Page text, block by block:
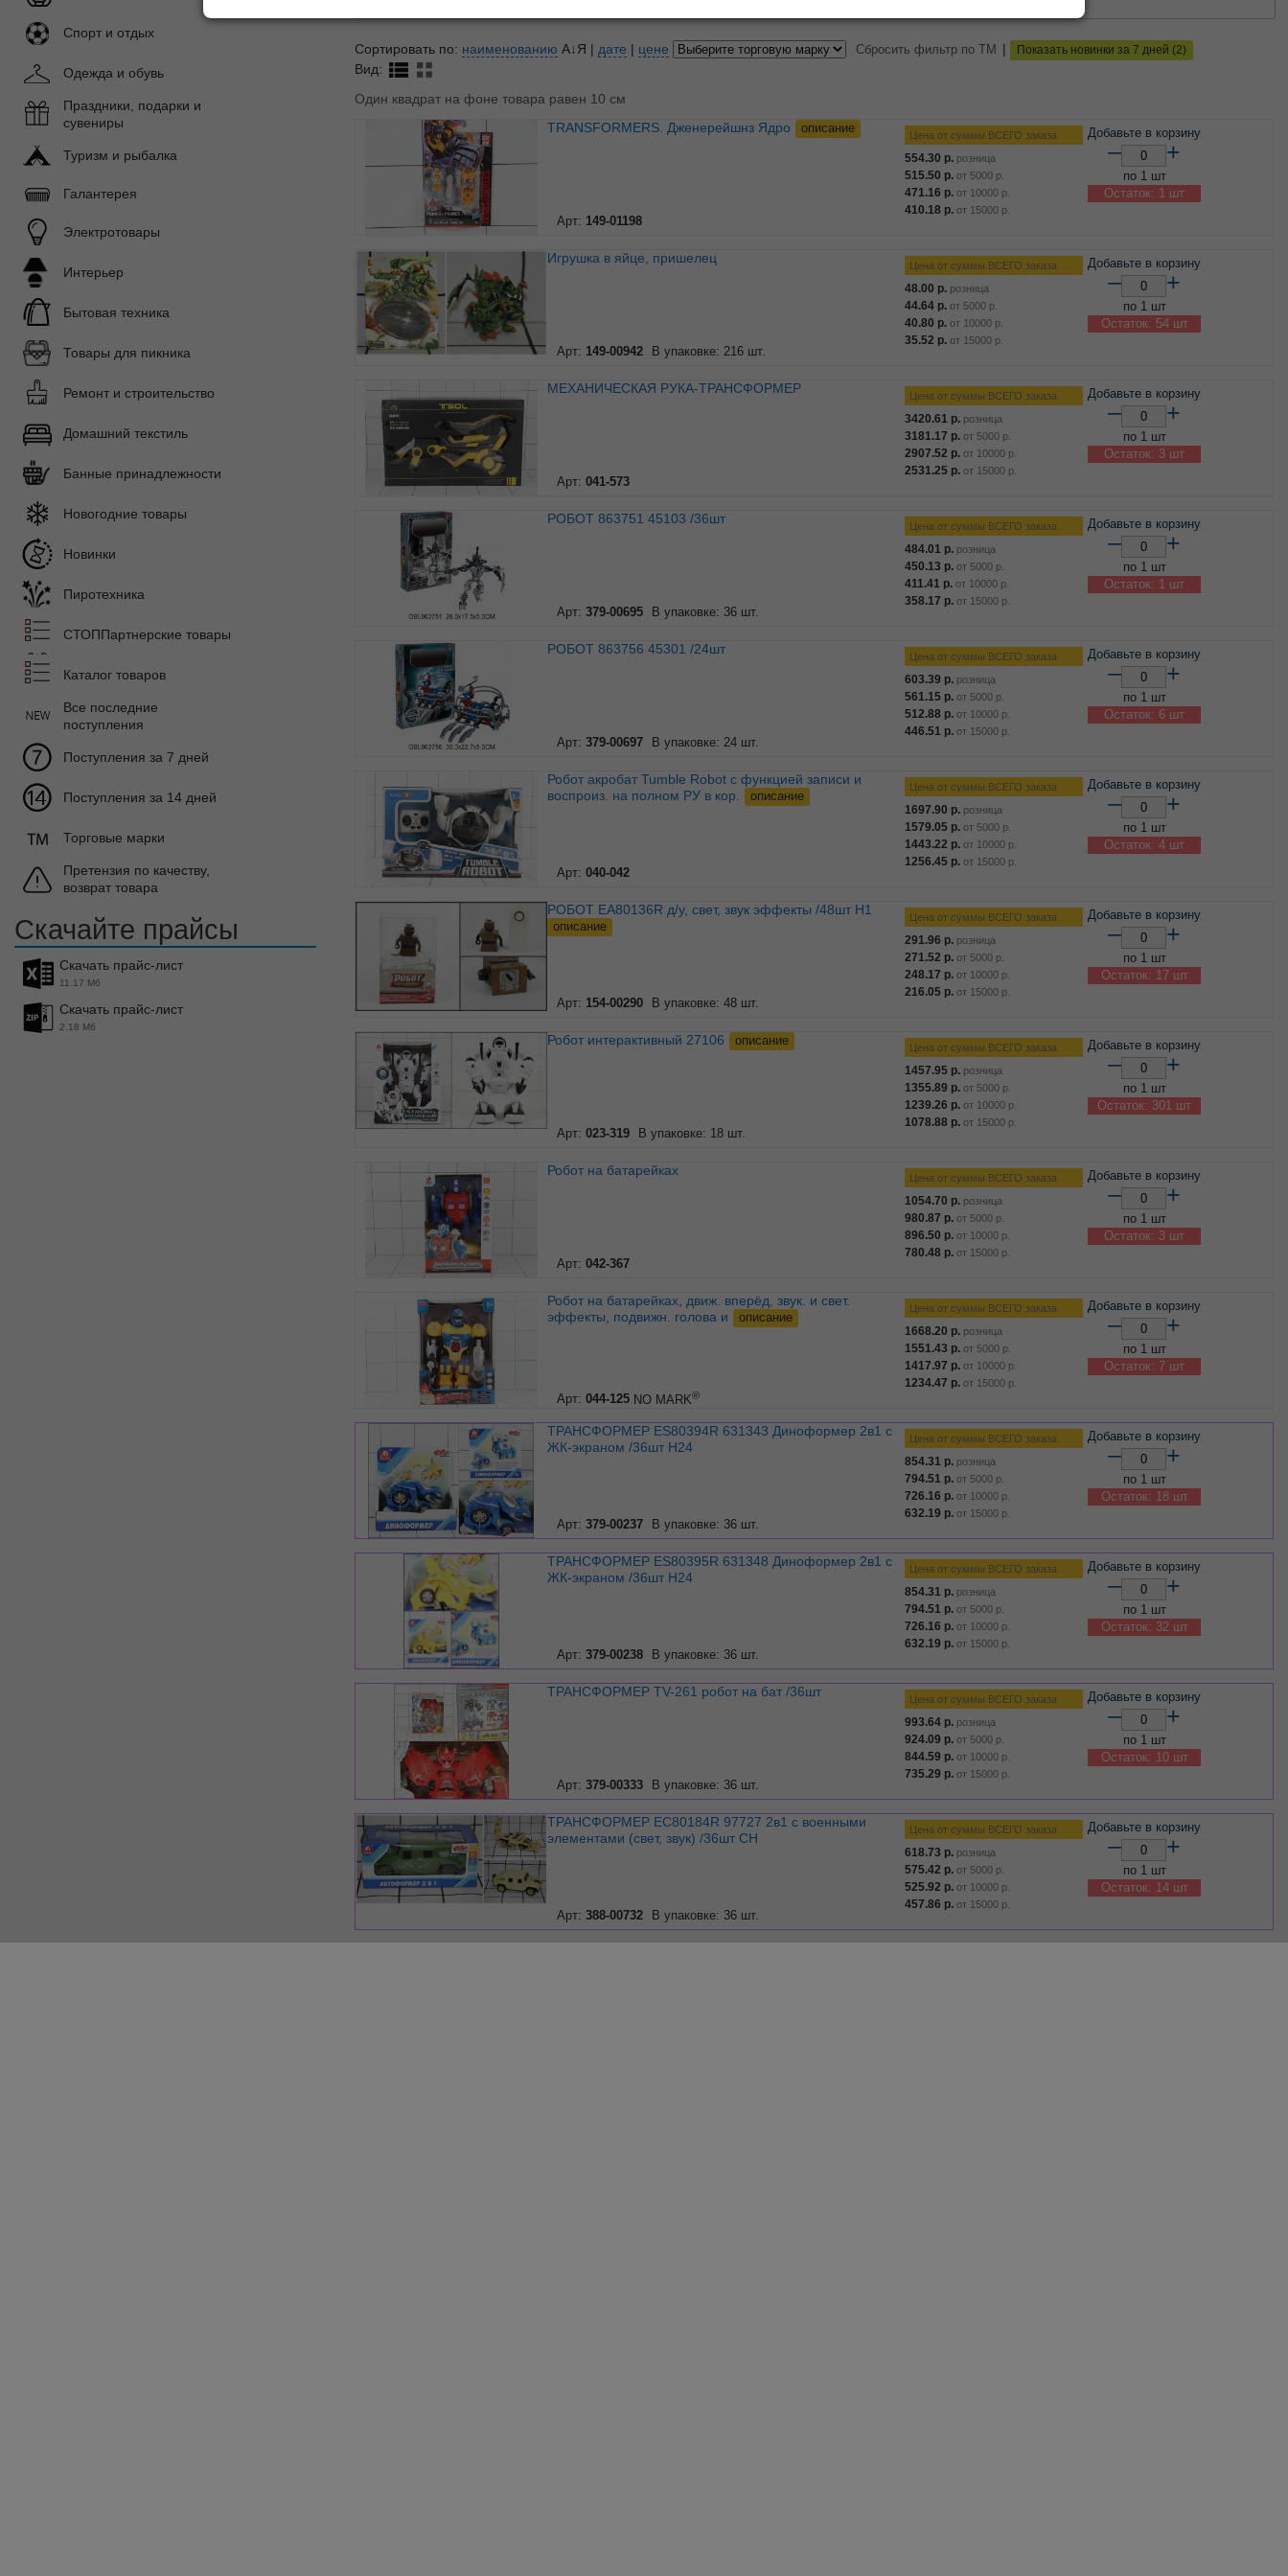
Сортировать по: наименованию А↓Я | дате | цене Сбросить фильтр по ТМ | Показать новинки за 7 дней (2)
Вид:
Один квадрат на фоне товара равен 10 см
TRANSFORMERS. Дженерейшнз Ядро
описание
Арт: 149-01198
Цена от суммы ВСЕГО заказа
554.30 р. розница
515.50 р. от 5000 р.
471.16 р. от 10000 р.
410.18 р. от 15000 р.
Добавьте в корзину
– +
по 1 шт
Остаток: 1 шт
Игрушка в яйце, пришелец
Арт: 149-00942 В упаковке: 216 шт.
Цена от суммы ВСЕГО заказа
48.00 р. розница
44.64 р. от 5000 р.
40.80 р. от 10000 р.
35.52 р. от 15000 р.
Добавьте в корзину
– +
по 1 шт
Остаток: 54 шт
МЕХАНИЧЕСКАЯ РУКА-ТРАНСФОРМЕР
Арт: 041-573
Цена от суммы ВСЕГО заказа
3420.61 р. розница
3181.17 р. от 5000 р.
2907.52 р. от 10000 р.
2531.25 р. от 15000 р.
Добавьте в корзину
– +
по 1 шт
Остаток: 3 шт
РОБОТ 863751 45103 /36шт
Арт: 379-00695 В упаковке: 36 шт.
Цена от суммы ВСЕГО заказа
484.01 р. розница
450.13 р. от 5000 р.
411.41 р. от 10000 р.
358.17 р. от 15000 р.
Добавьте в корзину
– +
по 1 шт
Остаток: 1 шт
РОБОТ 863756 45301 /24шт
Арт: 379-00697 В упаковке: 24 шт.
Цена от суммы ВСЕГО заказа
603.39 р. розница
561.15 р. от 5000 р.
512.88 р. от 10000 р.
446.51 р. от 15000 р.
Добавьте в корзину
– +
по 1 шт
Остаток: 6 шт
Робот акробат Tumble Robot с функцией записи и
воспроиз. на полном РУ в кор.
описание
Арт: 040-042
Цена от суммы ВСЕГО заказа
1697.90 р. розница
1579.05 р. от 5000 р.
1443.22 р. от 10000 р.
1256.45 р. от 15000 р.
Добавьте в корзину
– +
по 1 шт
Остаток: 4 шт
РОБОТ ЕА80136R д/у, свет, звук эффекты /48шт Н1
описание
Арт: 154-00290 В упаковке: 48 шт.
Цена от суммы ВСЕГО заказа
291.96 р. розница
271.52 р. от 5000 р.
248.17 р. от 10000 р.
216.05 р. от 15000 р.
Добавьте в корзину
– +
по 1 шт
Остаток: 17 шт
Робот интерактивный 27106 описание
Арт: 023-319 В упаковке: 18 шт.
Цена от суммы ВСЕГО заказа
1457.95 р. розница
1355.89 р. от 5000 р.
1239.26 р. от 10000 р.
1078.88 р. от 15000 р.
Добавьте в корзину
– +
по 1 шт
Остаток: 301 шт
Робот на батарейках
Арт: 042-367
Цена от суммы ВСЕГО заказа
1054.70 р. розница
980.87 р. от 5000 р.
896.50 р. от 10000 р.
780.48 р. от 15000 р.
Добавьте в корзину
– +
по 1 шт
Остаток: 3 шт
Робот на батарейках, движ. вперёд, звук. и свет.
эффекты, подвижн. голова и
описание
Арт: 044-125 NO MARK®
Цена от суммы ВСЕГО заказа
1668.20 р. розница
1551.43 р. от 5000 р.
1417.97 р. от 10000 р.
1234.47 р. от 15000 р.
Добавьте в корзину
– +
по 1 шт
Остаток: 7 шт
ТРАНСФОРМЕР ES80394R 631343 Диноформер 2в1 с
ЖК-экраном /36шт Н24
Арт: 379-00237 В упаковке: 36 шт.
Цена от суммы ВСЕГО заказа
854.31 р. розница
794.51 р. от 5000 р.
726.16 р. от 10000 р.
632.19 р. от 15000 р.
Добавьте в корзину
– +
по 1 шт
Остаток: 18 шт
ТРАНСФОРМЕР ES80395R 631348 Диноформер 2в1 с
ЖК-экраном /36шт Н24
Арт: 379-00238 В упаковке: 36 шт.
Цена от суммы ВСЕГО заказа
854.31 р. розница
794.51 р. от 5000 р.
726.16 р. от 10000 р.
632.19 р. от 15000 р.
Добавьте в корзину
– +
по 1 шт
Остаток: 32 шт
ТРАНСФОРМЕР TV-261 робот на бат /36шт
Арт: 379-00333 В упаковке: 36 шт.
Цена от суммы ВСЕГО заказа
993.64 р. розница
924.09 р. от 5000 р.
844.59 р. от 10000 р.
735.29 р. от 15000 р.
Добавьте в корзину
– +
по 1 шт
Остаток: 10 шт
ТРАНСФОРМЕР ЕС80184R 97727 2в1 с военными
элементами (свет, звук) /36шт СН
Арт: 388-00732 В упаковке: 36 шт.
Цена от суммы ВСЕГО заказа
618.73 р. розница
575.42 р. от 5000 р.
525.92 р. от 10000 р.
457.86 р. от 15000 р.
Добавьте в корзину
– +
по 1 шт
Остаток: 14 шт
Спорт и отдых
Одежда и обувь
Праздники, подарки и
сувениры
Туризм и рыбалка
Галантерея
Электротовары
Интерьер
Бытовая техника
Товары для пикника
Ремонт и строительство
Домашний текстиль
Банные принадлежности
Новогодние товары
Новинки
Пиротехника
СТОППартнерские товары
Каталог товаров
Все последние
поступления
Поступления за 7 дней
Поступления за 14 дней
Торговые марки
Претензия по качеству,
возврат товара
Скачайте прайсы
Скачать прайс-лист
11.17 Мб
Скачать прайс-лист
2.18 Мб